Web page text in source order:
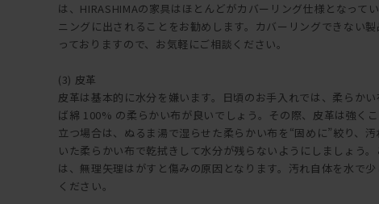
は、HIRASHIMAの家具はほとんどがカバーリング仕様となって
ニングに出されることをお勧めします。カバーリングできない
っておりますので、お気軽にご相談ください。
(3) 皮革
皮革は基本的に水分を嫌います。日頃のお手入れでは、柔らか
ば綿 100% の柔らかい布が良いでしょう。その際、皮革は強く
立つ場合は、ぬるま湯で湿らせた柔らかい布を“固めに”絞り、
いた柔らかい布で乾拭きして水分が残らないようにしましょう
は、無理矢理はがすと傷みの原因となります。汚れ自体を水で
ください。